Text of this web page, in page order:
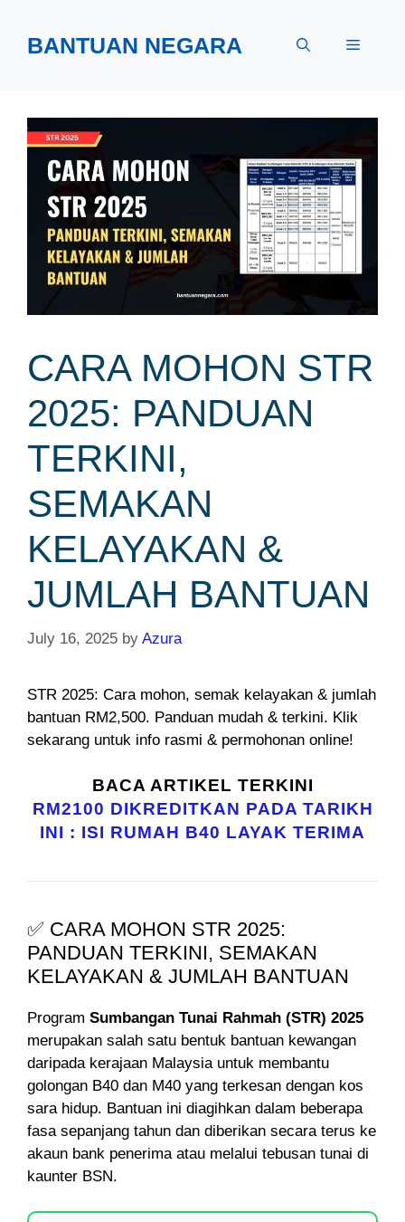
contentBANTUAN NEGARA Menu
CARA MOHON STR
2025: PANDUAN
TERKINI,
SEMAKAN
KELAYAKAN &
JUMLAH BANTUAN
July 16, 2025 by Azura
STR 2025: Cara mohon, semak kelayakan & jumlah
bantuan RM2,500. Panduan mudah & terkini. Klik
sekarang untuk info rasmi & permohonan online!
BACA ARTIKEL TERKINI
RM2100 DIKREDITKAN PADA TARIKH
INI : ISI RUMAH B40 LAYAK TERIMA
✅ CARA MOHON STR 2025:
PANDUAN TERKINI, SEMAKAN
KELAYAKAN & JUMLAH BANTUAN
Program Sumbangan Tunai Rahmah (STR) 2025
merupakan salah satu bentuk bantuan kewangan
daripada kerajaan Malaysia untuk membantu
golongan B40 dan M40 yang terkesan dengan kos
sara hidup. Bantuan ini diagihkan dalam beberapa
fasa sepanjang tahun dan diberikan secara terus ke
akaun bank penerima atau melalui tebusan tunai di
kaunter BSN.